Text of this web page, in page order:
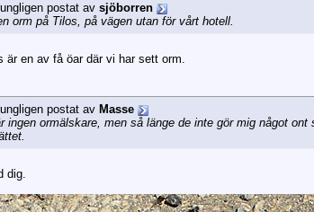
postat av sjöborren
orm på Tilos, på vägen utan för vårt hotell.
är en av få öar där vi har sett orm.
postat av Masse
ingen ormälskare, men så länge de inte gör mig något
dig.